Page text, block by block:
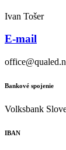
Ivan Tošer
E-mail
Bankové spojenie
Volksbank
IBAN